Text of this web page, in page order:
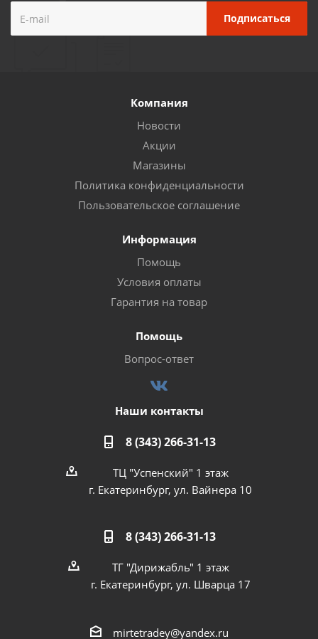
Компания
Новости
Акции
Магазины
Политика конфиденциальности
Пользовательское соглашение
Информация
Помощь
Условия оплаты
Гарантия на товар
Помощь
Вопрос-ответ
Наши контакты
8 (343) 266-31-13
ТЦ "Успенский" 1 этаж
г. Екатеринбург, ул. Вайнера 10
8 (343) 266-31-13
ТГ "Дирижабль" 1 этаж
г. Екатеринбург, ул. Шварца 17
mirtetradey@yandex.ru